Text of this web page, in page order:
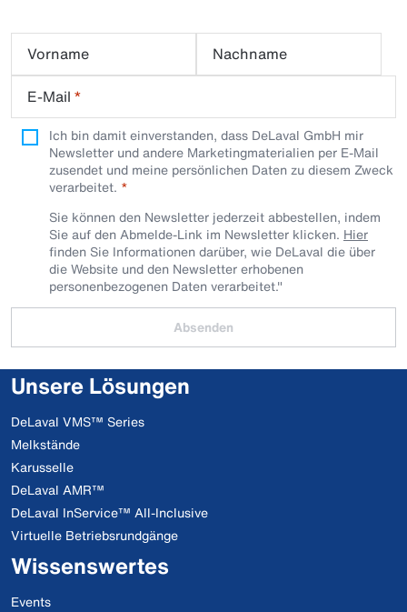
Vorname
Nachname
E-Mail *
Ich bin damit einverstanden, dass DeLaval GmbH mir
Newsletter und andere Marketingmaterialien per E-Mail
zusendet und meine persönlichen Daten zu diesem Zweck
verarbeitet.
Sie können den Newsletter jederzeit abbestellen, indem
Sie auf den Abmelde-Link im Newsletter klicken. Hier
finden Sie Informationen darüber, wie DeLaval die über
die Website und den Newsletter erhobenen
personenbezogenen Daten verarbeitet."
Absenden
Unsere Lösungen
DeLaval VMS™ Series
Melkstände
Karusselle
DeLaval AMR™
DeLaval InService™ All-Inclusive
Virtuelle Betriebsrundgänge
Wissenswertes
Events